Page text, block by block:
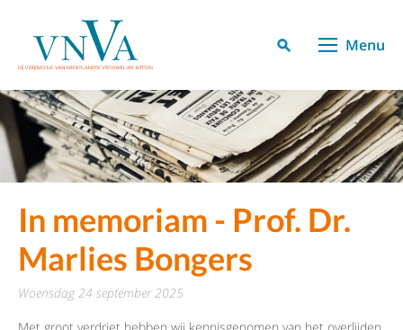
Menu
In memoriam - Prof. Dr.
Marlies Bongers
woensdag 24 september 2025